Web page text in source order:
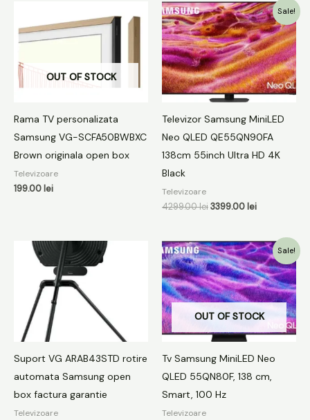
OUT OF STOCK
Rama TV personalizata
Samsung VG-SCFA50BWBXC
Brown originala open box
Televizoare
199.00 lei
Sale!
Televizor Samsung MiniLED
Neo QLED QE55QN90FA
138cm 55inch Ultra HD 4K
Black
Televizoare
4299.00lei
Prețul
inițial
a
fost:
4299.00 lei.
3399.00 lei
Prețul
curent
este:
3399.00 lei.
Suport VG ARAB43STD rotire
automata Samsung open
box factura garantie
Televizoare
Sale!
OUT OF STOCK
Tv Samsung MiniLED Neo
QLED 55QN80F, 138 cm,
Smart, 100 Hz
Televizoare
Prețul
inițial
a
fost:
4499.00 lei.
Prețul
curent
este:
2999.00 lei.